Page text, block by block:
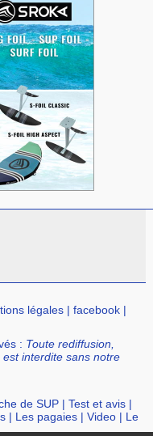
légales |facebook |
: Toute rediffusion,
interdite sans notre
de SUP |Test et avis |
| Les pagaies |Video | Le